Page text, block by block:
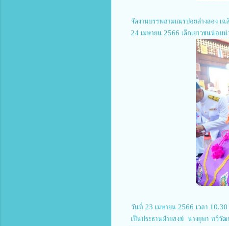
จัดงานบรรพสามเณรปอยส่างลอง เ
24 เมษายน 2566 เด็กเยาวชนน้อม
วันที่ 23 เมษายน 2566 เวลา
เป็นประธานฝ่ายสงฆ์ นางยุพา ทวีวั